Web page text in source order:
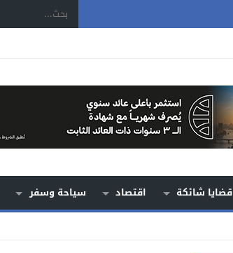
قضايا شائكة اقتصاد سياحة وسفر